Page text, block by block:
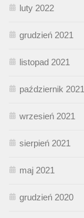
luty 2022
grudzień 2021
listopad 2021
październik 2021
wrzesień 2021
sierpień 2021
maj 2021
grudzień 2020